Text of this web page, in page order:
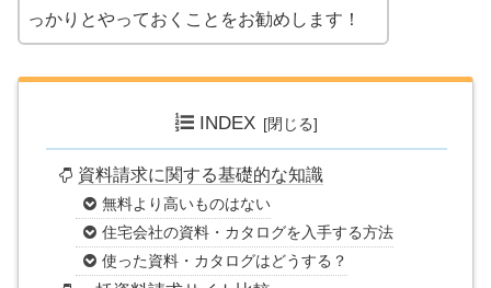
っかりとやっておくことをお勧めします！
INDEX
資料請求に関する基礎的な知識
無料より高いものはない
住宅会社の資料・カタログを入手する方法
使った資料・カタログはどうする？